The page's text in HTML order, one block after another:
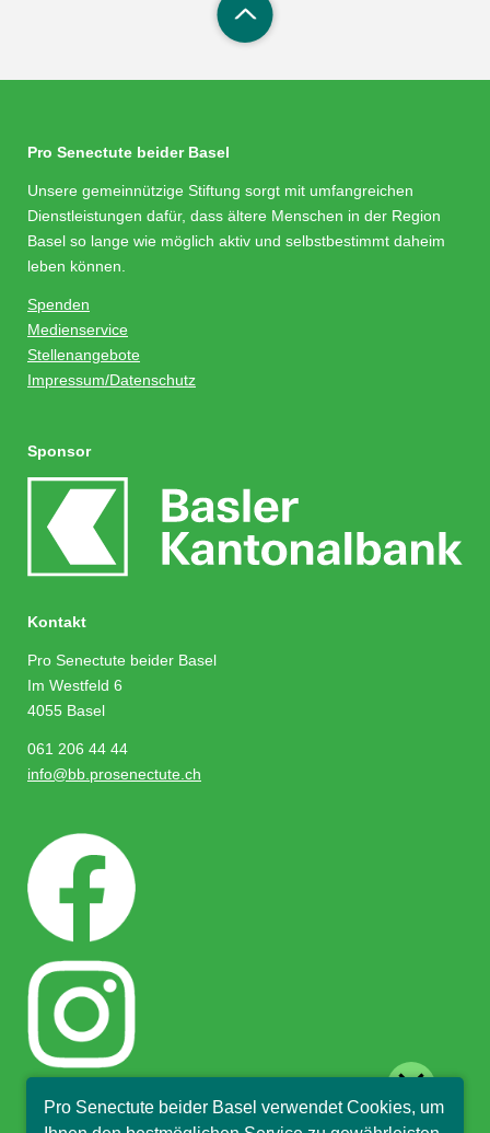
Pro Senectute beider Basel
Unsere gemeinnützige Stiftung sorgt mit umfangreichen
Dienstleistungen dafür, dass ältere Menschen in der Region
Basel so lange wie möglich aktiv und selbstbestimmt daheim
leben können.
Spenden
Medienservice
Stellenangebote
Impressum/Datenschutz
Sponsor
Kontakt
Pro Senectute beider Basel
Im Westfeld 6
4055 Basel
061 206 44 44
info@bb.prosenectute.ch
Pro Senectute beider Basel verwendet Cookies, um
Hallo, ich bin Sophia und
close